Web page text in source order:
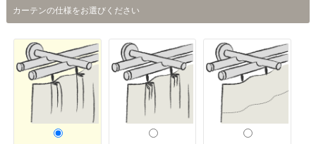
カーテンの仕様をお選びください